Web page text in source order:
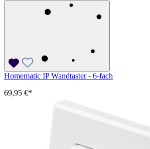
Homematic IP Wandtaster - 6-fach
69,95 €*